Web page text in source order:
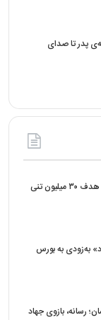
پدر تا صدای
فولاد ایران در انتظار برق و گاز؛ هدف ۳۰ میلیون تنی
به‌زودی به بورس
رسانه، بازوی جهاد